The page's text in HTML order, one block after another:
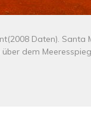
Daten). Santa
dem